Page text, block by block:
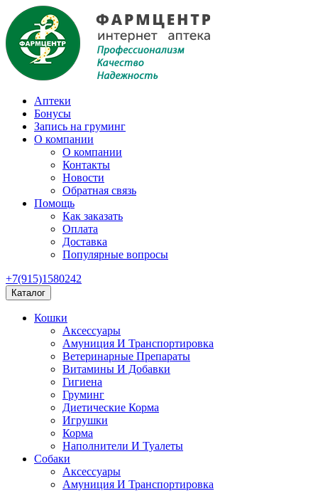
Аптеки
Бонусы
Запись на груминг
О компании
О компании
Контакты
Новости
Обратная связь
Помощь
Как заказать
Оплата
Доставка
Популярные вопросы
+7(915)1580242
Каталог
Кошки
Аксессуары
Амуниция И Транспортировка
Ветеринарные Препараты
Витамины И Добавки
Гигиена
Груминг
Диетические Корма
Игрушки
Корма
Наполнители И Туалеты
Собаки
Аксессуары
Амуниция И Транспортировка